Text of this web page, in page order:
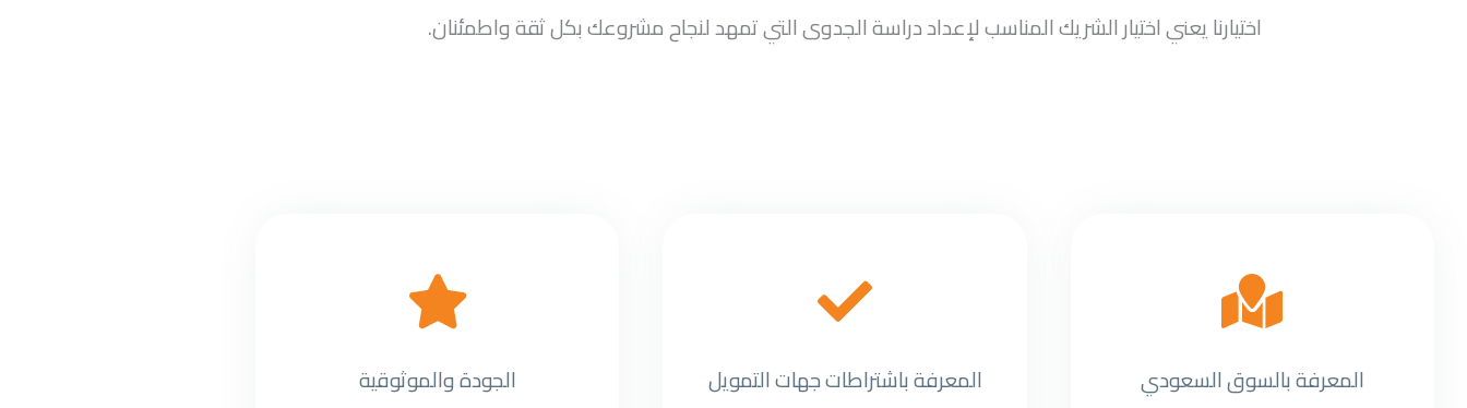
اختيارنا يعني اختيار الشريك المناسب لإعداد دراسة الجدوى التي تمهد لنجاح مشروعك بكل ثقة واطمئنان.
المعرفة بالسوق السعودي
المعرفة باشتراطات جهات التمويل
الجودة والموثوقية